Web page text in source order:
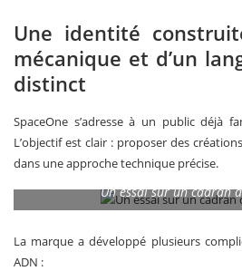
Une identité
mécanique et d’un
distinct
SpaceOne s’adresse à un public déjà
L’objectif est clair : proposer des
dans une approche technique précise.
Un essai sur un cadran
La marque a développé plusieurs
ADN :